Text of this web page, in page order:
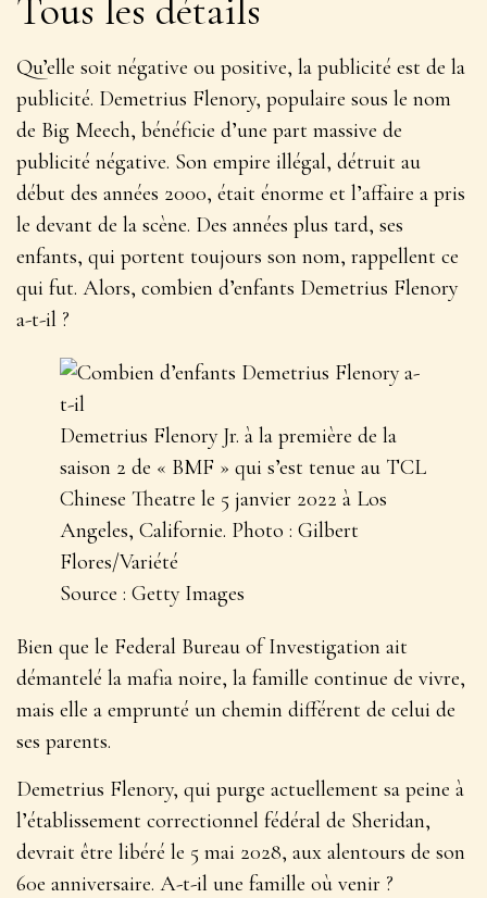
Tous les détails
Qu’elle soit négative ou positive, la publicité est de la
publicité. Demetrius Flenory, populaire sous le nom
de Big Meech, bénéficie d’une part massive de
publicité négative. Son empire illégal, détruit au
début des années 2000, était énorme et l’affaire a pris
le devant de la scène. Des années plus tard, ses
enfants, qui portent toujours son nom, rappellent ce
qui fut. Alors, combien d’enfants Demetrius Flenory
a-t-il ?
Demetrius Flenory Jr. à la première de la
saison 2 de « BMF » qui s’est tenue au TCL
Chinese Theatre le 5 janvier 2022 à Los
Angeles, Californie. Photo : Gilbert
Flores/Variété
Source : Getty Images
Bien que le Federal Bureau of Investigation ait
démantelé la mafia noire, la famille continue de vivre,
mais elle a emprunté un chemin différent de celui de
ses parents.
Demetrius Flenory, qui purge actuellement sa peine à
l’établissement correctionnel fédéral de Sheridan,
devrait être libéré le 5 mai 2028, aux alentours de son
60e anniversaire. A-t-il une famille où venir ?